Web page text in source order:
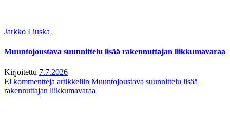
Jarkko Liuska
Muuntojoustava suunnittelu lisää rakennuttajan liikkumavaraa
Kirjoitettu 7.7.2026
Ei kommentteja artikkeliin Muuntojoustava suunnittelu lisää
rakennuttajan liikkumavaraa